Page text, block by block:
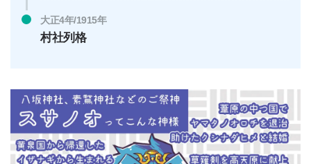
大正4年/1915年
村社列格